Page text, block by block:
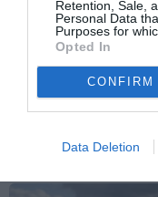
Retention, Sale,
Personal Data
Purposes for
Opted In
CONFIRM
Data Deletion
Articolo seguente
PER TURISTI E’
TI
ANCHE: